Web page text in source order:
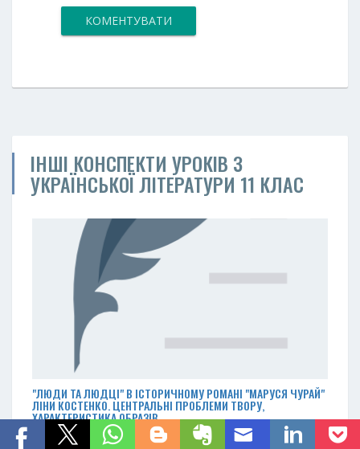
КОМЕНТУВАТИ
ІНШІ КОНСПЕКТИ УРОКІВ З
УКРАЇНСЬКОЇ ЛІТЕРАТУРИ 11 КЛАС
"ЛЮДИ ТА ЛЮДЦІ" В ІСТОРИЧНОМУ РОМАНІ "МАРУСЯ ЧУРАЙ"
ЛІНИ КОСТЕНКО. ЦЕНТРАЛЬНІ ПРОБЛЕМИ ТВОРУ,
ХАРАКТЕРИСТИКА ОБРАЗІВ